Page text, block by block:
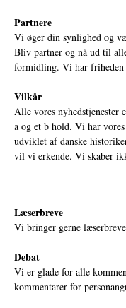
Partnere
Vi øger din synlighed og
Bliv partner og nå ud til
formidling. Vi har
Vilkår
Alle vores
a og et b hold. Vi har
udviklet af danske
vil vi erkende. Vi skaber
Læserbreve
Vi bringer gerne
Debat
Vi er glade for alle
kommentarer for